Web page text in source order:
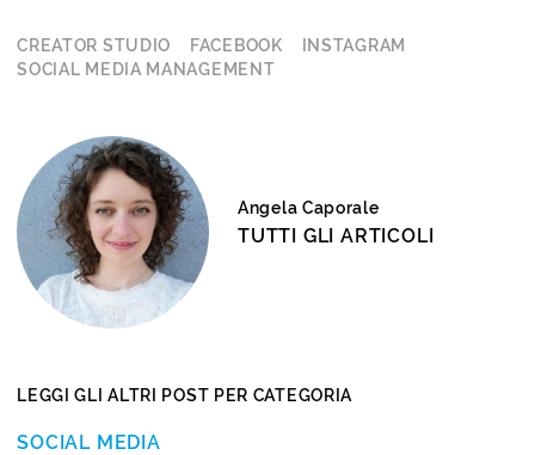
CREATOR STUDIO FACEBOOK
INSTAGRAM
SOCIAL MEDIA MANAGEMENT
Angela Caporale
TUTTI GLI ARTICOLI
LEGGI GLI ALTRI POST PER CATEGORIA
SOCIAL MEDIA